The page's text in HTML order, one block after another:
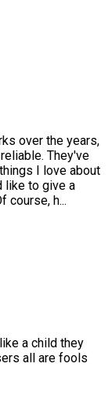
over the years,
They've
I love about
like to give a
course, h...
a child they
all are fools